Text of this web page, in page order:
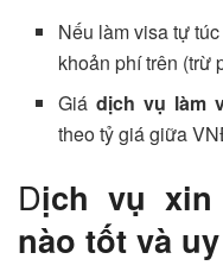
Nếu làm visa tự
khoản phí trên (trừ
Giádịch vụ làm
theo tỷ giá giữa
Dịch vụ xin
nào tốt và